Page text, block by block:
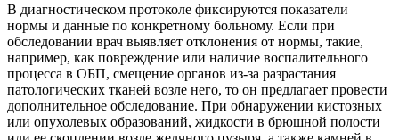
В диагностическом протоколе фиксируются показатели
нормы и данные по конкретному больному. Если при
обследовании врач выявляет отклонения от нормы, такие,
например, как повреждение или наличие воспалительного
процесса в ОБП, смещение органов из-за разрастания
патологических тканей возле него, то он предлагает провести
дополнительное обследование. При обнаружении кистозных
или опухолевых образований, жидкости в брюшной полости